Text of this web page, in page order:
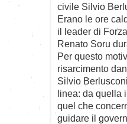
civile Silvio
Erano le ore
il leader di
Renato Soru
Per questo
risarcimento
Silvio
linea: da quella
quel che
guidare il